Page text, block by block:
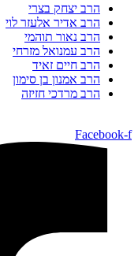
הרב יצחק בצרי
הרב אדיר אלעזר לוי
הרב נאור תוהמי
הרב עמנואל מזרחי
הרב חיים זאיד
הרב אמנון בן סימון
הרב מרדכי חזיזה
Facebook-f